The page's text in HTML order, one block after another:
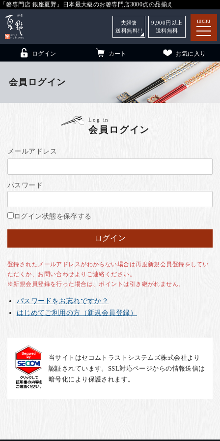
「箸専門店 銀座夏野」日本最大級のお箸専門店3000点の品揃え
menu
（贈答用・自宅用）
銀座夏野・箸長
ご利用ガイド
お客様の声
お知らせ
English
ログイン カート お気に入り
夫婦箸
送料無料!!
9,900 円以上
送料無料
会員ログイン
Log in
会員ログイン
メールアドレス
パスワード
ログイン状態を保存する
登録されたメールアドレスがわからない場合は再度新規会員登録をしてい
ただくか、お問い合わせよりご連絡ください。
※新規会員登録を行った場合は、ポイントは引き継がれません。
パスワードをお忘れですか？
はじめてご利用の方（新規会員登録）
当サイトはセコムトラストシステムズ株式会社より
認証されています。SSL対応ページからの情報送信は
暗号化により保護されます。